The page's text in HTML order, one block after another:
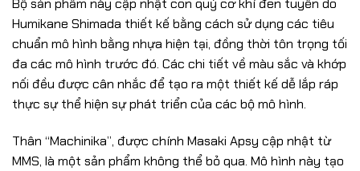
Bộ sản phẩm này cập nhật con quỷ cơ khí đen tuyền do
Humikane Shimada thiết kế bằng cách sử dụng các tiêu
chuẩn mô hình bằng nhựa hiện tại, đồng thời tôn trọng tối
đa các mô hình trước đó. Các chi tiết về màu sắc và khớp
nối đều được cân nhắc để tạo ra một thiết kế dễ lắp ráp
thực sự thể hiện sự phát triển của các bộ mô hình.
Thân “Machinika”, được chính Masaki Apsy cập nhật từ
MMS, là một sản phẩm không thể bỏ qua. Mô hình này tạo